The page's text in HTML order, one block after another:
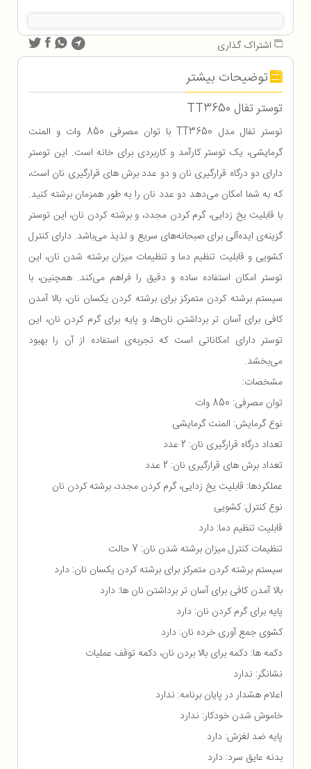
اشتراک گذاری
توضیحات بیشتر
توستر تفال TT3650
توستر تفال مدل TT3650 با توان مصرفی 850 وات و المنت
گرمایشی، یک توستر کارآمد و کاربردی برای خانه است. این توستر
دارای دو درگاه قرارگیری نان و دو عدد برش های قرارگیری نان است،
که به شما امکان می‌دهد دو عدد نان را به طور همزمان برشته کنید.
با قابلیت یخ زدایی، گرم کردن مجدد، و برشته کردن نان، این توستر
گزینه‌ی ایده‌آلی برای صبحانه‌های سریع و لذیذ می‌باشد. دارای کنترل
کشویی و قابلیت تنظیم دما و تنظیمات میزان برشته شدن نان، این
توستر امکان استفاده ساده و دقیق را فراهم می‌کند. همچنین، با
سیستم برشته کردن متمرکز برای برشته کردن یکسان نان، بالا آمدن
کافی برای آسان تر برداشتن نان‌ها، و پایه برای گرم کردن نان، این
توستر دارای امکاناتی است که تجربه‌ی استفاده از آن را بهبود
می‌بخشد.
مشخصات:
توان مصرفی: 850 وات
نوع گرمایش: المنت گرمایشی
تعداد درگاه قرارگیری نان: 2 عدد
تعداد برش های قرارگیری نان: 2 عدد
عملکردها: قابلیت یخ زدایی، گرم کردن مجدد، برشته کردن نان
نوع کنترل: کشویی
قابلیت تنظیم دما: دارد
تنظیمات کنترل میزان برشته شدن نان: 7 حالت
سیستم برشته کردن متمرکز برای برشته کردن یکسان نان: دارد
بالا آمدن کافی برای آسان تر برداشتن نان ها: دارد
پایه برای گرم کردن نان: دارد
کشوی جمع آوری خرده نان: دارد
دکمه ها: دکمه برای بالا بردن نان، دکمه توقف عملیات
نشانگر: ندارد
اعلام هشدار در پایان برنامه: ندارد
خاموش شدن خودکار: ندارد
پایه ضد لغزش: دارد
بدنه عایق سرد: دارد